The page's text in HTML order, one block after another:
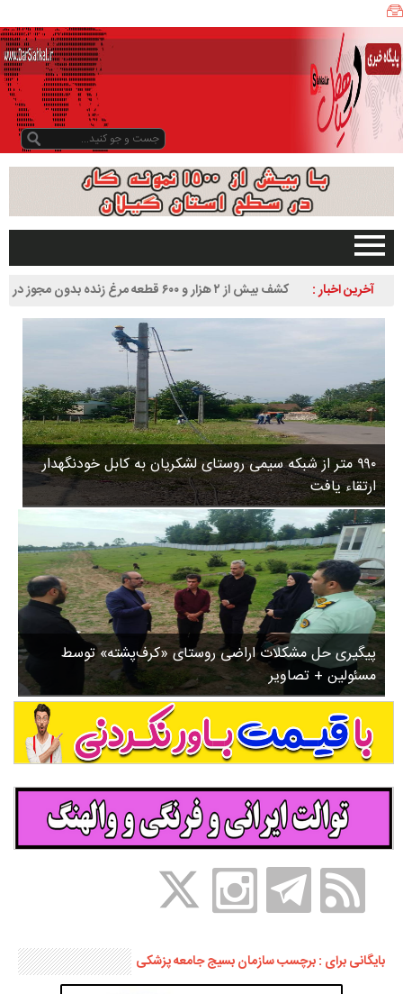
صفحه اصلی
دیلمان
روستاها
ورزشی
سیاسی
چندرسانه ای
مسیر گردشگری دیلمان
درباره ما
آخرین اخبار :
کشف بیش از ۲ هزار و ۶۰۰ قطعه مرغ زنده بدون مجوز در
سیاهکل
۹۹۰ متر از شبکه سیمی روستای لشکریان به کابل خودنگهدار
ارتقاء یافت
پیگیری حل مشکلات اراضی روستای «کرف‌پشته» توسط
مسئولین + تصاویر
ا
ه
ک
ل
ز
و
د
و
د
س
۱
۳
۵
۸
ب
ا
ز
ن
ش
س
ت
ش
د
.
بایگانی برای : برچسب سازمان بسیج جامعه پزشکی